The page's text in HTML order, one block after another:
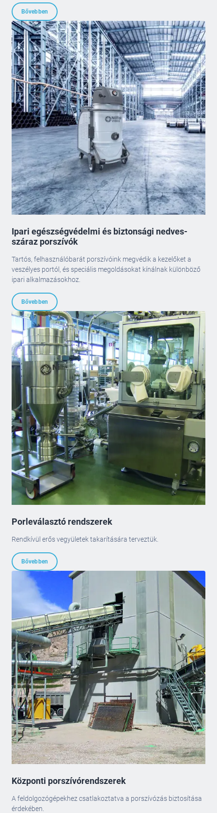
Bővebben
Ipari egészségvédelmi és biztonsági nedves-
száraz porszívók
Tartós, felhasználóbarát porszívóink megvédik a kezelőket a
veszélyes portól, és speciális megoldásokat kínálnak különböző
ipari alkalmazásokhoz.
Bővebben
Porleválasztó rendszerek
Rendkívül erős vegyületek takarítására terveztük.
Bővebben
Központi porszívórendszerek
A feldolgozógépekhez csatlakoztatva a porszívózás biztosítása
érdekében.